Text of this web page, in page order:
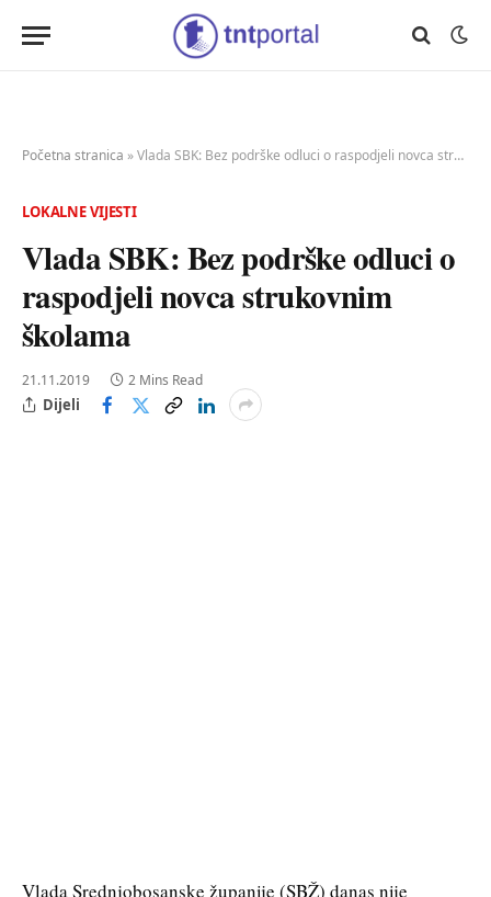
Početna stranica »Vlada SBK: Bez podrške odluci o raspodjeli novca strukovnim školama
LOKALNE VIJESTI
Vlada SBK: Bez podrške odluci o
raspodjeli novca strukovnim
školama
21.11.2019 2 Mins Read
Dijeli
Vlada Srednjobosanske županije (SBŽ) danas nije